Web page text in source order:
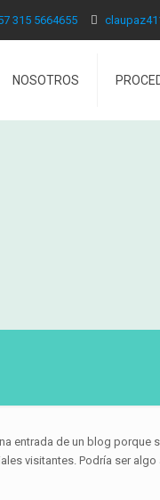
315 5664655
NOSOTROS
entrada de un blog
visitantes. Podría ser algo